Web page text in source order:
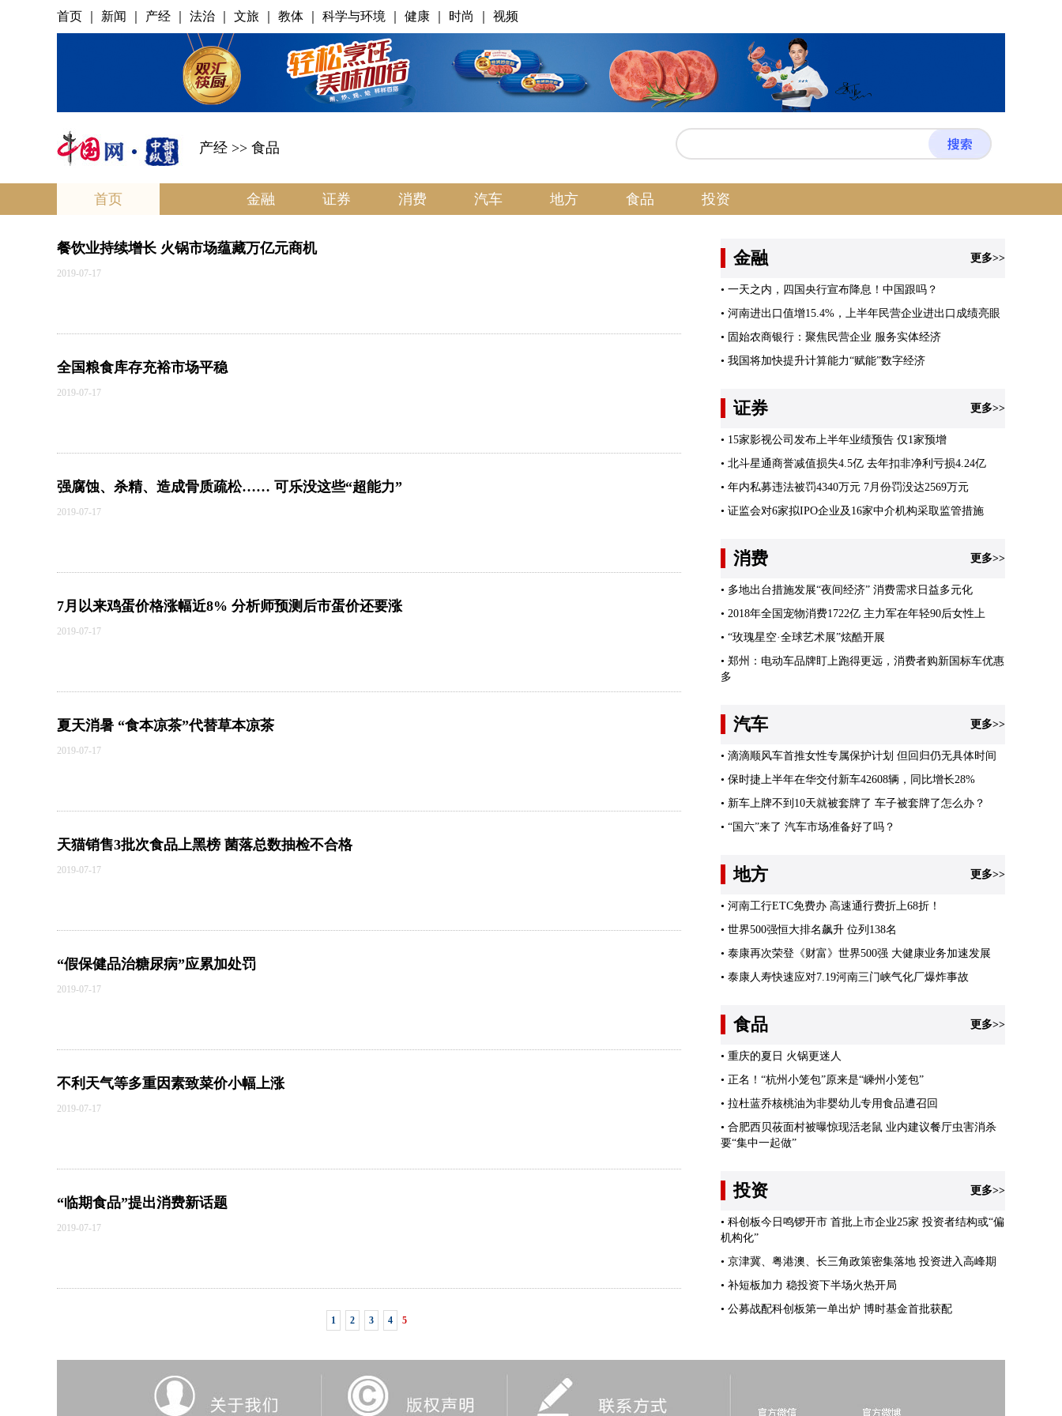
首页 新闻 产经 法治 文旅 教体 科学与环境 健康 时尚 视频
产经 >> 食品
首页 金融 证券 消费 汽车 地方 食品 投资
餐饮业持续增长 火锅市场蕴藏万亿元商机
2019-07-17
全国粮食库存充裕市场平稳
2019-07-17
强腐蚀、杀精、造成骨质疏松…… 可乐没这些“超能力”
2019-07-17
7月以来鸡蛋价格涨幅近8% 分析师预测后市蛋价还要涨
2019-07-17
夏天消暑 “食本凉茶”代替草本凉茶
2019-07-17
天猫销售3批次食品上黑榜 菌落总数抽检不合格
2019-07-17
“假保健品治糖尿病”应累加处罚
2019-07-17
不利天气等多重因素致菜价小幅上涨
2019-07-17
“临期食品”提出消费新话题
2019-07-17
1 2 3 4 5
更多>>
金融
• 一天之内，四国央行宣布降息！中国跟吗？
• 河南进出口值增15.4%，上半年民营企业进出口成绩亮眼
• 固始农商银行：聚焦民营企业 服务实体经济
• 我国将加快提升计算能力“赋能”数字经济
更多>>
证券
• 15家影视公司发布上半年业绩预告 仅1家预增
• 北斗星通商誉减值损失4.5亿 去年扣非净利亏损4.24亿
• 年内私募违法被罚4340万元 7月份罚没达2569万元
• 证监会对6家拟IPO企业及16家中介机构采取监管措施
更多>>
消费
• 多地出台措施发展“夜间经济” 消费需求日益多元化
• 2018年全国宠物消费1722亿 主力军在年轻90后女性上
• “玫瑰星空·全球艺术展”炫酷开展
• 郑州：电动车品牌盯上跑得更远，消费者购新国标车优惠
多
更多>>
汽车
• 滴滴顺风车首推女性专属保护计划 但回归仍无具体时间
• 保时捷上半年在华交付新车42608辆，同比增长28%
• 新车上牌不到10天就被套牌了 车子被套牌了怎么办？
• “国六”来了 汽车市场准备好了吗？
更多>>
地方
• 河南工行ETC免费办 高速通行费折上68折！
• 世界500强恒大排名飙升 位列138名
• 泰康再次荣登《财富》世界500强 大健康业务加速发展
• 泰康人寿快速应对7.19河南三门峡气化厂爆炸事故
更多>>
食品
• 重庆的夏日 火锅更迷人
• 正名！“杭州小笼包”原来是“嵊州小笼包”
• 拉杜蓝乔核桃油为非婴幼儿专用食品遭召回
• 合肥西贝莜面村被曝惊现活老鼠 业内建议餐厅虫害消杀
要“集中一起做”
更多>>
投资
• 科创板今日鸣锣开市 首批上市企业25家 投资者结构或“偏
机构化”
• 京津冀、粤港澳、长三角政策密集落地 投资进入高峰期
• 补短板加力 稳投资下半场火热开局
• 公募战配科创板第一单出炉 博时基金首批获配